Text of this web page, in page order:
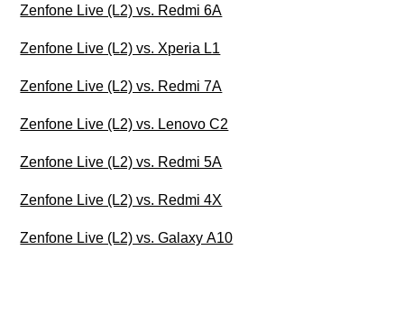
Zenfone Live (L2) vs. Redmi 6A
Zenfone Live (L2) vs. Xperia L1
Zenfone Live (L2) vs. Redmi 7A
Zenfone Live (L2) vs. Lenovo C2
Zenfone Live (L2) vs. Redmi 5A
Zenfone Live (L2) vs. Redmi 4X
Zenfone Live (L2) vs. Galaxy A10